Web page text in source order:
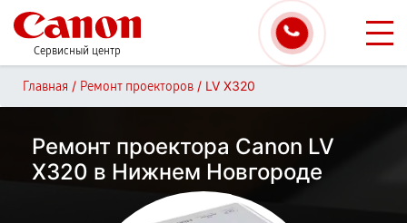
Сервисный центр
Главная / Ремонт проекторов / LV X320
Ремонт проектора Canon LV
X320 в Нижнем Новгороде